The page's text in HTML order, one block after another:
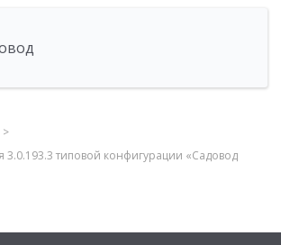
3.0.193.3 типовой конфигурации «Садовод